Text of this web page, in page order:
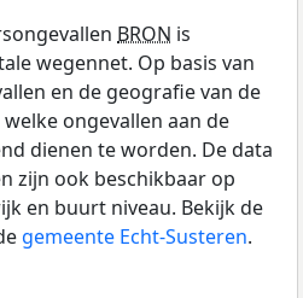
BRON is
wegennet. Op basis van
en de geografie van de
ongevallen aan de
dienen te worden. De data
zijn ook beschikbaar op
en buurt niveau. Bekijk de
gemeente Echt-Susteren.